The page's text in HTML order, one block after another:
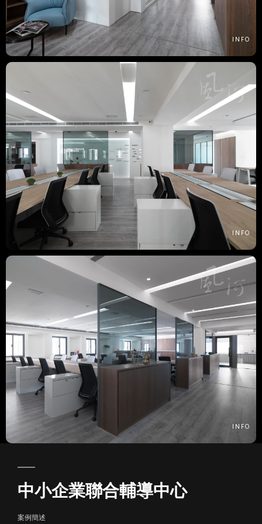
INFO
INFO
INFO
中小企業聯合輔導中心
案例簡述